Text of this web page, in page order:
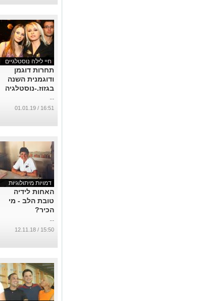
חיי לילה נוסטלגיים
תחרות דוגמן
ודוגמנית השנה
בגזוז.-נוסטלגיה
...
16:51 / 01.01.19
דמויות מיתולוגיות
האחות לידיה
טובת הלב - מי
הכיר?
...
15:50 / 12.11.18